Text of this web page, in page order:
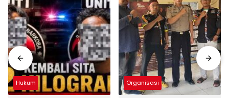
Hukum Organisasi